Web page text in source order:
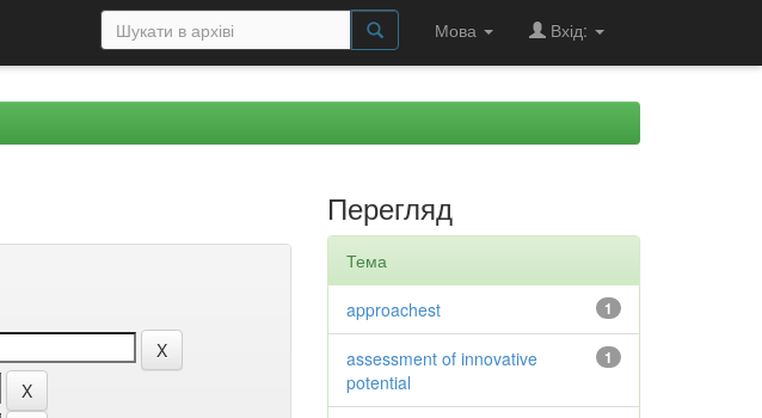
Мова Вхід:
Перегляд
Тема
1
approachest
1
assessment of innovative
potential